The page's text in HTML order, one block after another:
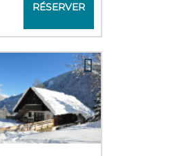
RÉSERVER